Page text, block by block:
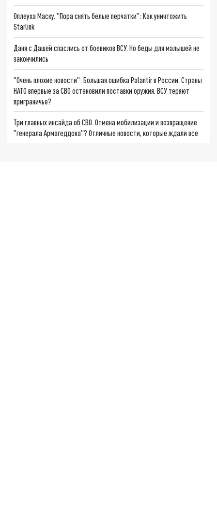
Оплеуха Маску. "Пора снять белые перчатки": Как уничтожить
Starlink
Даня с Дашей спаслись от боевиков ВСУ. Но беды для малышей не
закончились
"Очень плохие новости": Большая ошибка Palantir в России. Страны
НАТО впервые за СВО остановили поставки оружия. ВСУ теряют
приграничье?
Три главных инсайда об СВО. Отмена мобилизации и возвращение
"генерала Армагеддона"? Отличные новости, которые ждали все